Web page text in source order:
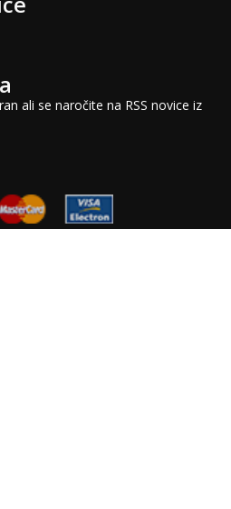
ali se naročite na RSS novice iz